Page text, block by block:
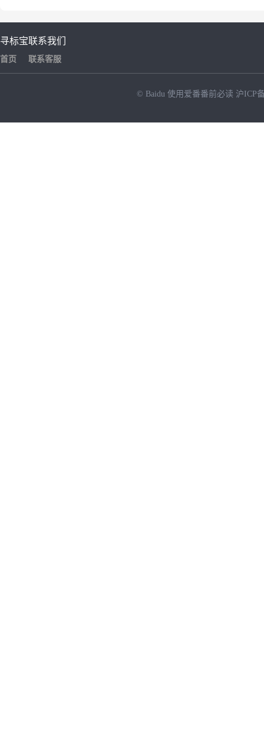
寻标宝
首页
联系我们
联系客服
© Baidu 使用爱番番前必读 沪ICP